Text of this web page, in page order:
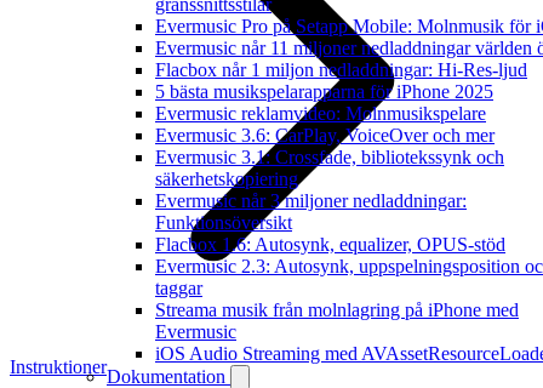
gränssnittsstilar
Evermusic Pro på Setapp Mobile: Molnmusik för
Evermusic når 11 miljoner nedladdningar världen
Flacbox når 1 miljon nedladdningar: Hi-Res-ljud
5 bästa musikspelarapparna för iPhone 2025
Evermusic reklamvideo: Molnmusikspelare
Evermusic 3.6: CarPlay, VoiceOver och mer
Evermusic 3.1: Crossfade, bibliotekssynk och
säkerhetskopiering
Evermusic når 3 miljoner nedladdningar:
Funktionsöversikt
Flacbox 1.6: Autosynk, equalizer, OPUS-stöd
Evermusic 2.3: Autosynk, uppspelningsposition
taggar
Streama musik från molnlagring på iPhone med
Evermusic
iOS Audio Streaming med
Dokumentation
Instruktioner